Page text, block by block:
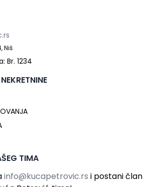
Niš
Br. 1234
TIMA
info@kucapetrovic.rs i postani član